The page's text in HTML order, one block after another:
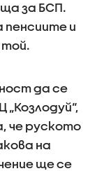
за БСП.
пенсиите и
той.
да се
че руското
на
ще се